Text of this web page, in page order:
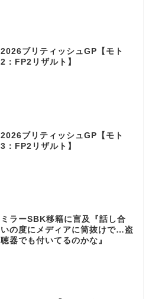
2026ブリティッシュGP【モト
2：FP2リザルト】
2026ブリティッシュGP【モト
3：FP2リザルト】
ミラーSBK移籍に言及『話し合
いの度にメディアに筒抜けで…盗
聴器でも付いてるのかな』